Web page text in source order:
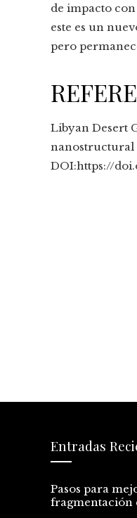
de impacto
este es un
pero
Libyan Desert
nanostructural
DOI:https://
Entradas
Pasos para
fragmentación